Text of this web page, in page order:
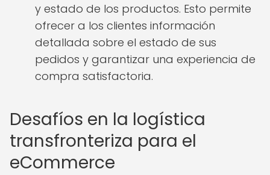
y estado de los productos. Esto permite
ofrecer a los clientes información
detallada sobre el estado de sus
pedidos y garantizar una experiencia de
compra satisfactoria.
Desafíos en la logística
transfronteriza para el
eCommerce